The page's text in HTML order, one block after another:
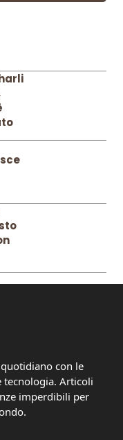
con le
tecnologia. Articoli
imperdibili per